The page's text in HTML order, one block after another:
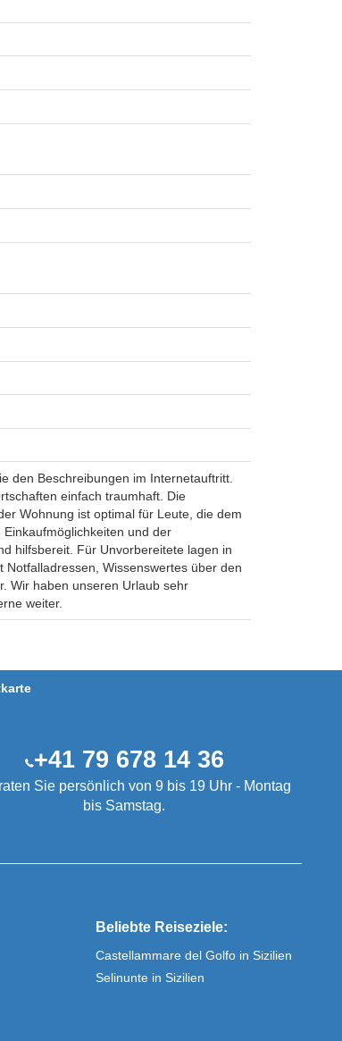
den Beschreibungen im Internetauftritt.
einfach traumhaft. Die
Wohnung ist optimal für Leute, die dem
und der
hilfsbereit. Für Unvorbereitete lagen in
Wissenswertes über den
Wir haben unseren Urlaub sehr
weiter.
+41 79 678 14 36
Sie persönlich von 9 bis 19 Uhr - Montag
bis Samstag.
Beliebte Reiseziele:
Castellammare del Golfo in Sizilien
Selinunte in Sizilien